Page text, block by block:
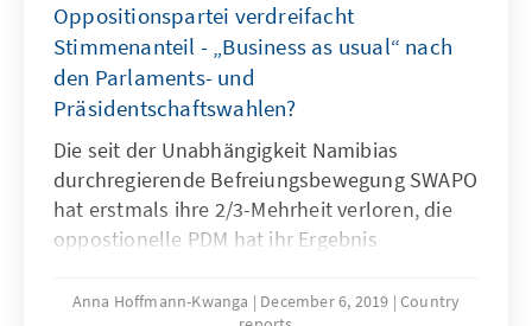
Oppositionspartei verdreifacht
Stimmenanteil - „Business as usual“ nach
den Parlaments- und
Präsidentschaftswahlen?
Die seit der Unabhängigkeit Namibias
durchregierende Befreiungsbewegung SWAPO
hat erstmals ihre 2/3-Mehrheit verloren, die
oppostionelle PDM hat ihr Ergebnis
Anna Hoffmann-Kwanga December 6, 2019 Country